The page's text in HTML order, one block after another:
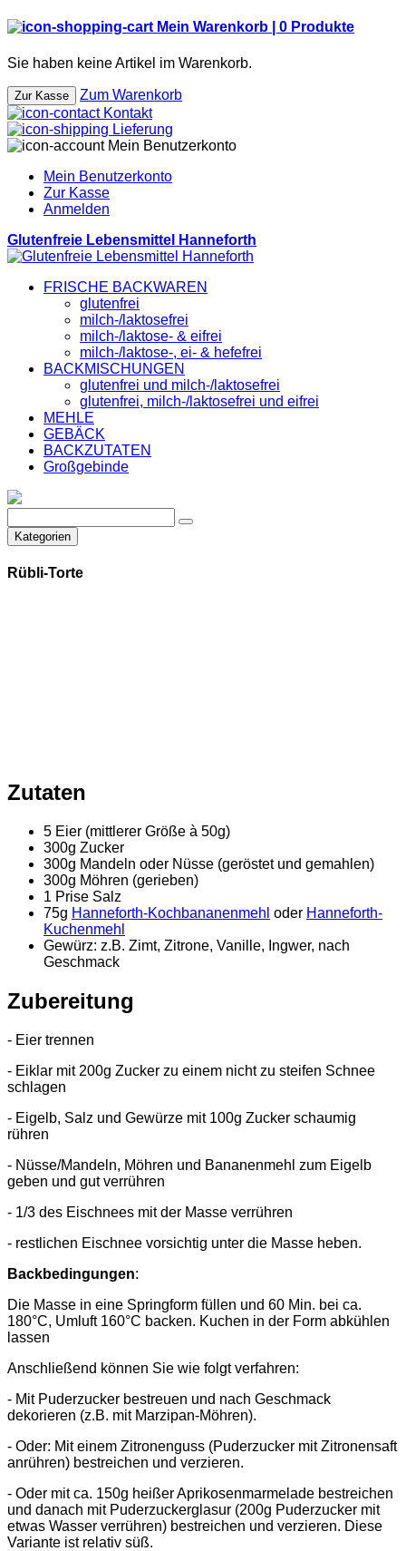
Mein Warenkorb | 0 Produkte
Sie haben keine Artikel im Warenkorb.
Zur Kasse
Zum Warenkorb
Kontakt
Lieferung
Mein Benutzerkonto
Mein Benutzerkonto
Zur Kasse
Anmelden
Glutenfreie Lebensmittel Hanneforth
FRISCHE BACKWAREN
glutenfrei
milch-/laktosefrei
milch-/laktose- & eifrei
milch-/laktose-, ei- & hefefrei
BACKMISCHUNGEN
glutenfrei und milch-/laktosefrei
glutenfrei, milch-/laktosefrei und eifrei
MEHLE
GEBÄCK
BACKZUTATEN
Großgebinde
Kategorien
Rübli-Torte
Zutaten
5 Eier (mittlerer Größe à 50g)
300g Zucker
300g Mandeln oder Nüsse (geröstet und gemahlen)
300g Möhren (gerieben)
1 Prise Salz
75g Hanneforth-Kochbananenmehl oder Hanneforth-
Kuchenmehl
Gewürz: z.B. Zimt, Zitrone, Vanille, Ingwer, nach
Geschmack
Zubereitung
- Eier trennen
- Eiklar mit 200g Zucker zu einem nicht zu steifen Schnee
schlagen
- Eigelb, Salz und Gewürze mit 100g Zucker schaumig
rühren
- Nüsse/Mandeln, Möhren und Bananenmehl zum Eigelb
geben und gut verrühren
- 1/3 des Eischnees mit der Masse verrühren
- restlichen Eischnee vorsichtig unter die Masse heben.
Backbedingungen:
Die Masse in eine Springform füllen und 60 Min. bei ca.
180°C, Umluft 160°C backen. Kuchen in der Form abkühlen
lassen
Anschließend können Sie wie folgt verfahren:
- Mit Puderzucker bestreuen und nach Geschmack
dekorieren (z.B. mit Marzipan-Möhren).
- Oder: Mit einem Zitronenguss (Puderzucker mit Zitronensaft
anrühren) bestreichen und verzieren.
- Oder mit ca. 150g heißer Aprikosenmarmelade bestreichen
und danach mit Puderzuckerglasur (200g Puderzucker mit
etwas Wasser verrühren) bestreichen und verzieren. Diese
Variante ist relativ süß.